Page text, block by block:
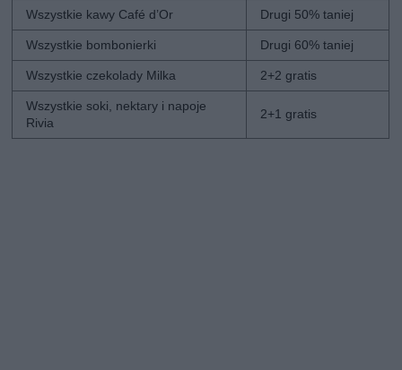
Wszystkie kawy Café d’Or Drugi 50% taniej
Wszystkie bombonierki Drugi 60% taniej
Wszystkie czekolady Milka 2+2 gratis
Wszystkie soki, nektary i napoje
Rivia
2+1 gratis